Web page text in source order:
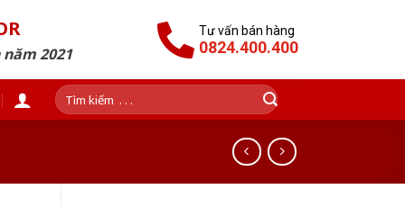
2021
Tư vấn bán hàng
0824.400.400
Tìm
kiếm: